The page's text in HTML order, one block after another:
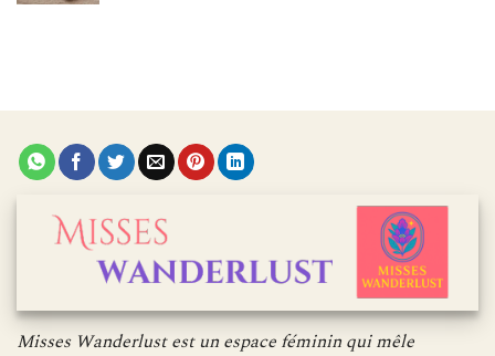
Misses Wanderlust est un espace féminin qui mêle